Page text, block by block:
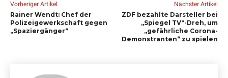
Vorheriger Artikel
Rainer Wendt: Chef der
Polizeigewerkschaft gegen
„Spaziergänger“
Nächster Artikel
ZDF bezahlte Darsteller bei
„Spiegel TV“-Dreh, um
„gefährliche Corona-
Demonstranten“ zu spielen